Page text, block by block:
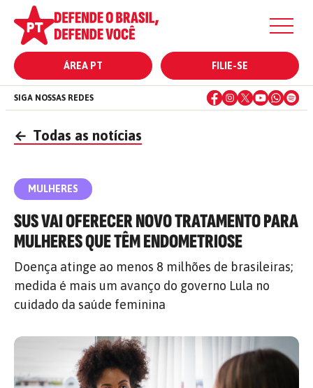
ÁREA PT FILIE-SE
SIGA NOSSAS REDES
← Todas as notícias
MULHERES
SUS VAI OFERECER NOVO TRATAMENTO PARA
MULHERES QUE TÊM ENDOMETRIOSE
Doença atinge ao menos 8 milhões de brasileiras;
medida é mais um avanço do governo Lula no
cuidado da saúde feminina